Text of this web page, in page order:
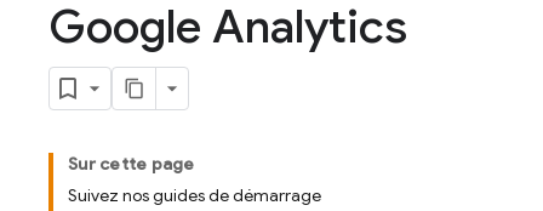
Google Analytics
Sur cette page
Suivez nos guides de démarrage